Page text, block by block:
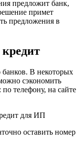
предложит банк,
примет
предложения в
банков. В некоторых
сэкономить
телефону, на сайте
оставить номер